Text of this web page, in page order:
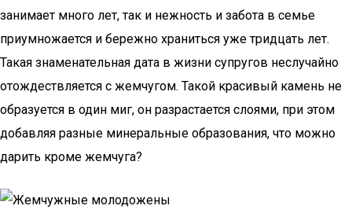
занимает много лет, так и нежность и забота в семье
приумножается и бережно храниться уже тридцать лет.
Такая знаменательная дата в жизни супругов неслучайно
отождествляется с жемчугом. Такой красивый камень не
образуется в один миг, он разрастается слоями, при этом
добавляя разные минеральные образования, что можно
дарить кроме жемчуга?